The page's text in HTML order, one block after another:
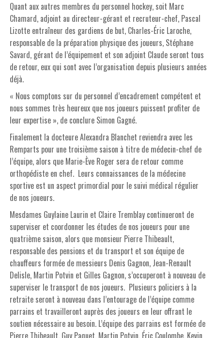
Quant aux autres membres du personnel hockey, soit Marc
Chamard, adjoint au directeur-gérant et recruteur-chef, Pascal
Lizotte entraîneur des gardiens de but, Charles-Éric Laroche,
responsable de la préparation physique des joueurs, Stéphane
Savard, gérant de l’équipement et son adjoint Claude seront tous
de retour, eux qui sont avec l’organisation depuis plusieurs années
déjà.
« Nous comptons sur du personnel d’encadrement compétent et
nous sommes très heureux que nos joueurs puissent profiter de
leur expertise », de conclure Simon Gagné.
Finalement la docteure Alexandra Blanchet reviendra avec les
Remparts pour une troisième saison à titre de médecin-chef de
l’équipe, alors que Marie-Ève Roger sera de retour comme
orthopédiste en chef. Leurs connaissances de la médecine
sportive est un aspect primordial pour le suivi médical régulier
de nos joueurs.
Mesdames Guylaine Laurin et Claire Tremblay continueront de
superviser et coordonner les études de nos joueurs pour une
quatrième saison, alors que monsieur Pierre Thibeault,
responsable des pensions et du transport et son équipe de
chauffeurs formée de messieurs Denis Gagnon, Jean-Renault
Delisle, Martin Potvin et Gilles Gagnon, s’occuperont à nouveau de
superviser le transport de nos joueurs. Plusieurs policiers à la
retraite seront à nouveau dans l’entourage de l’équipe comme
parrains et travailleront auprès des joueurs en leur offrant le
soutien nécessaire au besoin. L’équipe des parrains est formée de